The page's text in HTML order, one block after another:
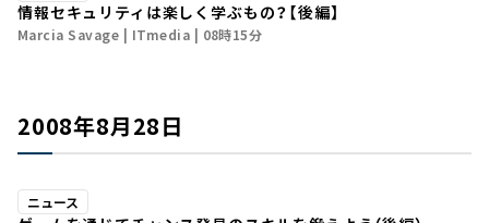
情報セキュリティは楽しく学ぶもの？【後編】
Marcia Savage ITmedia 08時15分
2008年8月28日
ニュース